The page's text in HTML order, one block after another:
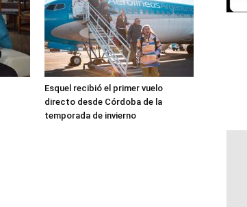
Esquel recibió el primer vuelo
directo desde Córdoba de la
temporada de invierno